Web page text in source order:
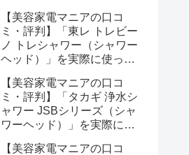
いう選び方
【美容家電マニアの口コ
ミ・評判】「東レ トレビー
ノ トレシャワー（シャワー
ヘッド）」を実際に使って
【美容家電マニアの口コ
ミ・評判】「タカギ 浄水シ
ャワー JSBシリーズ（シャ
ワーヘッド）」を実際に使
【美容家電マニアの口コ